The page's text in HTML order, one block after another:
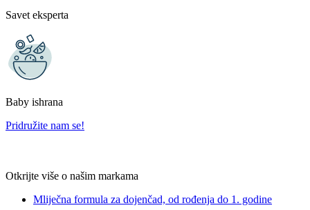
Savet eksperta
Baby ishrana
Pridružite nam se!
Otkrijte više o našim markama
Mliječna formula za dojenčad, od rođenja do 1. godine